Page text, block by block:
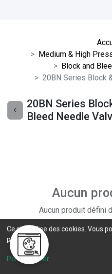
Medium & High
Block and
20BN Series Block
20BN Series
Bleed Needle
Aucun
Aucun produit défini
Ce site utilise des cookies. Vous
préférences.
Personnaliser